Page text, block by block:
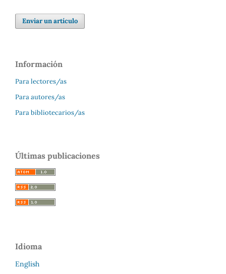
Enviar un artículo
Información
Para lectores/as
Para autores/as
Para bibliotecarios/as
Últimas publicaciones
Idioma
English